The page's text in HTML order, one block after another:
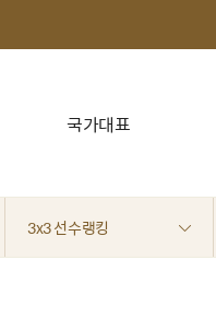
국가대표
3x3 선수랭킹